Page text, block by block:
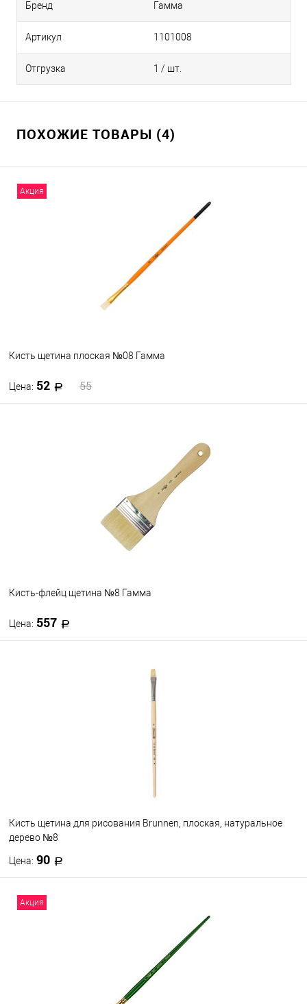
Бренд Гамма
Артикул 1101008
Отгрузка 1 / шт.
ПОХОЖИЕ ТОВАРЫ (4)
Акция
Кисть щетина плоская №08 Гамма
Цена: 52 55
В наличии
Кисть-флейц щетина №8 Гамма
Цена: 557
Кисть щетина для рисования Brunnen, плоская, натуральное
дерево №8
Цена: 90
В наличии
Акция